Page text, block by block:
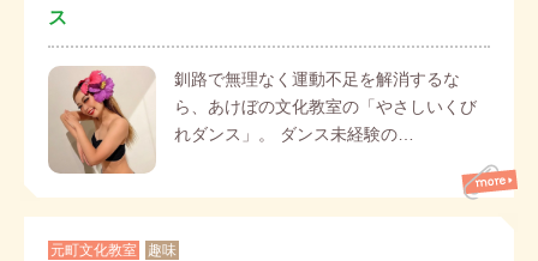
ス
釧路で無理なく運動不足を解消するな
ら、あけぼの文化教室の「やさしいくび
れダンス」。 ダンス未経験の…
元町文化教室 趣味